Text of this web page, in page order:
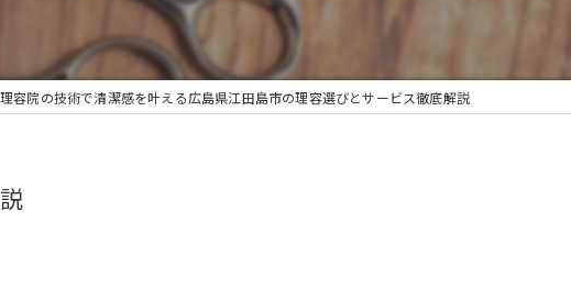
理容院の技術で清潔感を叶える広島県江田島市の理容選びとサービス徹底解説